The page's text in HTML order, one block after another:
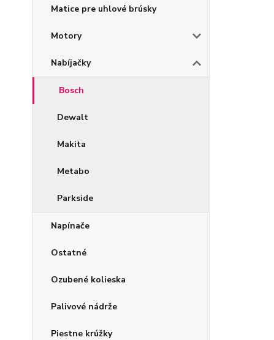
Matice pre uhlové brúsky
Motory
Nabíjačky
Bosch
Dewalt
Makita
Metabo
Parkside
Napínače
Ostatné
Ozubené kolieska
Palivové nádrže
Piestne krúžky